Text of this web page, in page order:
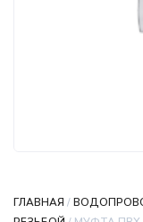
ГЛАВНАЯ /